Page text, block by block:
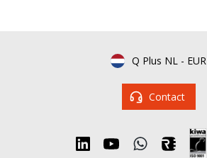
Q Plus NL - EUR
Contact